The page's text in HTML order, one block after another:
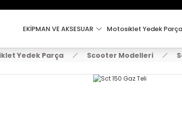
EKİPMAN VE AKSESUAR Motosiklet Yedek Parça
Yedek Parça Scooter Modelleri